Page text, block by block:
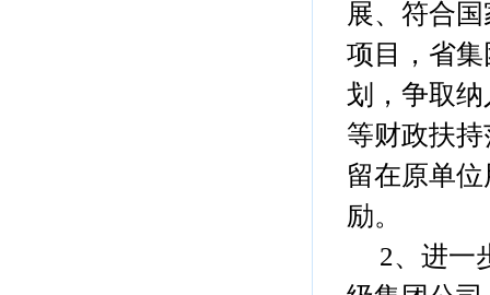
展、符合
项目，省
划，争取
等财政扶
留在原单
励。
2、进一